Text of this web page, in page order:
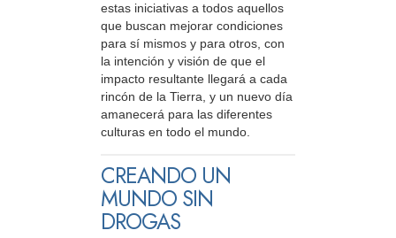
estas iniciativas a todos aquellos
que buscan mejorar condiciones
para sí mismos y para otros, con
la intención y visión de que el
impacto resultante llegará a cada
rincón de la Tierra, y un nuevo día
amanecerá para las diferentes
culturas en todo el mundo.
CREANDO UN
MUNDO SIN
DROGAS